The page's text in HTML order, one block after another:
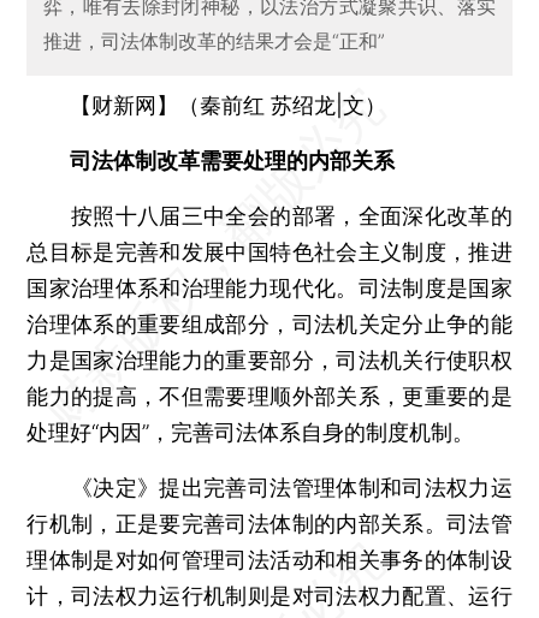
弈，唯有去除封闭神秘，以法治方式凝聚共识、落实
推进，司法体制改革的结果才会是“正和”
【财新网】（秦前红 苏绍龙|文）
司法体制改革需要处理的内部关系
按照十八届三中全会的部署，全面深化改革的
总目标是完善和发展中国特色社会主义制度，推进
国家治理体系和治理能力现代化。司法制度是国家
治理体系的重要组成部分，司法机关定分止争的能
力是国家治理能力的重要部分，司法机关行使职权
能力的提高，不但需要理顺外部关系，更重要的是
处理好“内因”，完善司法体系自身的制度机制。
《决定》提出完善司法管理体制和司法权力运
行机制，正是要完善司法体制的内部关系。司法管
理体制是对如何管理司法活动和相关事务的体制设
计，司法权力运行机制则是对司法权力配置、运行